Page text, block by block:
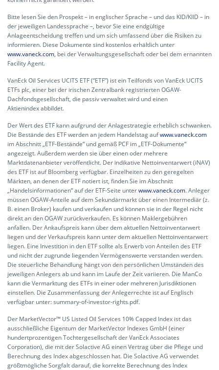
Bitte lesen Sie den Prospekt – in englischer Sprache – und das KID/KIID – in
der jeweiligen Landessprache –, bevor Sie eine endgültige
Anlageentscheidung treffen und um sich umfassend über die Risiken zu
informieren. Diese Dokumente sind kostenlos erhältlich unter
www.vaneck.com, bei der Verwaltungsgesellschaft oder bei dem ernannten
Facility Agent.
VanEck Oil Services UCITS ETF (“ETF”) ist ein Teilfonds von VanEck UCITS
ETFs plc, einer bei der irischen Zentralbank registrierten OGAW-
Dachfondsgesellschaft, die passiv verwaltet wird und einen
Aktienindex abbildet.
Der Wert des ETF kann aufgrund der Anlagestrategie erheblich schwanken.
Die Bestände des ETF werden an jedem Handelstag aufwww.vaneck.com
im Abschnitt „ETF-Bestände“ und gemäß PCF im „ETF-Dokumente“
angezeigt. Außerdem werden sie über einen oder mehrere
Marktdatenanbieter veröffentlicht. Der indikative Nettoinventarwert (iNAV)
des ETF ist auf Bloomberg verfügbar. Einzelheiten zu den geregelten
Märkten, an denen der ETF notiert ist, finden Sie im Abschnitt
„Handelsinformationen“ auf der ETF-Seite unterwww.vaneck.com. Anleger
müssen OGAW-Anteile auf dem Sekundärmarkt über einen Intermediär (z.
B. einen Broker) kaufen und verkaufen und können sie in der Regel nicht
direkt an den OGAW zurückverkaufen. Es können Maklergebühren
anfallen. Der Ankaufspreis kann über dem aktuellen Nettoinventarwert
liegen und der Verkaufspreis kann unter dem aktuellen Nettoinventarwert
liegen. Eine Investition in den ETF sollte als Erwerb von Anteilen des ETF
und nicht der zugrunde liegenden Vermögenswerte verstanden werden.
Die steuerliche Behandlung hängt von den persönlichen Umständen des
jeweiligen Anlegers ab und kann im Laufe der Zeit variieren. Die ManCo
kann die Vermarktung des ETFs in einer oder mehreren Jurisdiktionen
einstellen. Die Zusammenfassung der Anlegerrechte ist auf Englisch
verfügbar unter:summary-of-investor-rights.pdf.
Der MarketVector™ US Listed Oil Services 10% Capped Index ist das
ausschließliche Eigentum der MarketVector Indexes GmbH (einer
hundertprozentigen Tochtergesellschaft der VanEck Associates
Corporation), die mit der Solactive AG einen Vertrag über die Pflege und
Berechnung des Index abgeschlossen hat. Die Solactive AG verwendet
größtmögliche Sorgfalt darauf, die korrekte Berechnung des Index